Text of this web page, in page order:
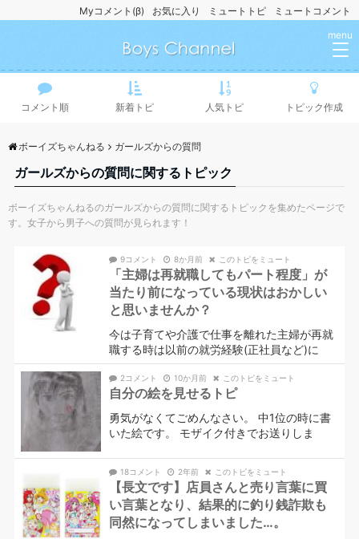
ミュートコメント
ミュートトピ
お気に入り
Myコメント(β)
menu
コメント順 新着トピ 人気トピ トピック作成
ボーイズちゃんねる ガールズからの質問
ガールズからの質問に関するトピック
ボーイズちゃんねるのガールズからの質問に関するトピックを集めたページで
す。女子から男子への質問が見られます！
9コメント 8か月前 このトピをミュート
「主婦は再就職してもパート程度」が
当たり前になっている現状はおかしい
と思いませんか？
今は子育てや介護で仕事を離れた主婦が再就
職する時は以前の就労経験(正社員など)に
2コメント 10か月前 このトピをミュート
自分の絵を見せるトピ
勇気がなくてごめんなさい。 中1位の時に書
いた絵です。 モザイク付きでお送りしま
18コメント 2年前 このトピをミュート
【長文です】店員さんと売り言葉に買
い言葉となり、結果的に釣り銭詐欺も
同然になってしまいました…。